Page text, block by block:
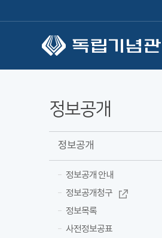
정보공개
정보공개
정보공개 안내
정보공개청구
정보목록
사전정보공표